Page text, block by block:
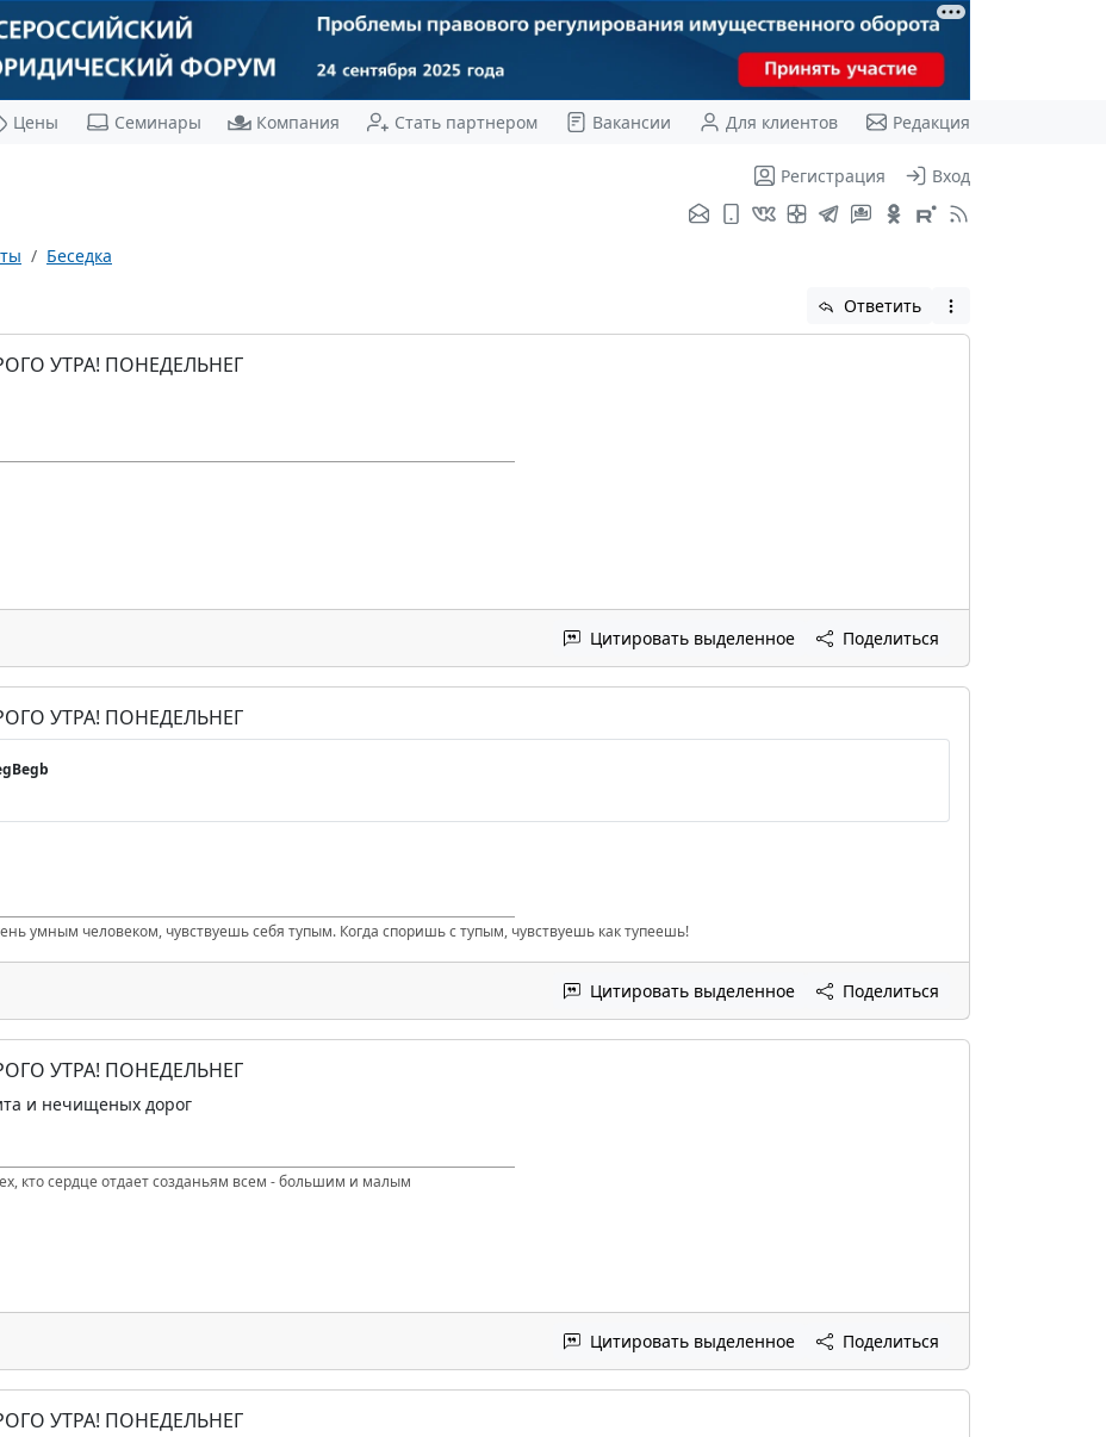
Цены Семинары Компания Стать партнером Вакансии Для клиентов Редакция
Регистрация Вход
Беседка
Ответить
УТРА! ПОНЕДЕЛЬНЕГ
Цитировать выделенное Поделиться
УТРА! ПОНЕДЕЛЬНЕГ
умным человеком, чувствуешь себя тупым. Когда споришь с тупым, чувствуешь как тупеешь!
Цитировать выделенное Поделиться
УТРА! ПОНЕДЕЛЬНЕГ
и нечищеных дорог
кто сердце отдает созданьям всем - большим и малым
Цитировать выделенное Поделиться
УТРА! ПОНЕДЕЛЬНЕГ